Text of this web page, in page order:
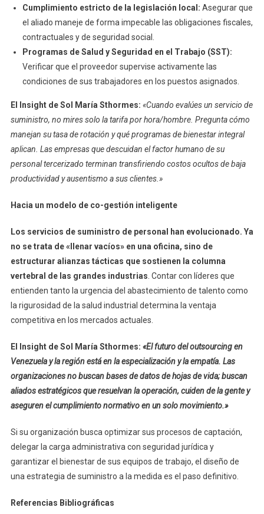
Cumplimiento estricto de la legislación local: Asegurar que
el aliado maneje de forma impecable las obligaciones fiscales,
contractuales y de seguridad social.
Programas de Salud y Seguridad en el Trabajo (SST):
Verificar que el proveedor supervise activamente las
condiciones de sus trabajadores en los puestos asignados.
El Insight de Sol María Sthormes: «Cuando evalúes un servicio de
suministro, no mires solo la tarifa por hora/hombre. Pregunta cómo
manejan su tasa de rotación y qué programas de bienestar integral
aplican. Las empresas que descuidan el factor humano de su
personal tercerizado terminan transfiriendo costos ocultos de baja
productividad y ausentismo a sus clientes.»
Hacia un modelo de co-gestión inteligente
Los servicios de suministro de personal han evolucionado. Ya
no se trata de «llenar vacíos» en una oficina, sino de
estructurar alianzas tácticas que sostienen la columna
vertebral de las grandes industrias. Contar con líderes que
entienden tanto la urgencia del abastecimiento de talento como
la rigurosidad de la salud industrial determina la ventaja
competitiva en los mercados actuales.
El Insight de Sol María Sthormes: «El futuro del outsourcing en
Venezuela y la región está en la especialización y la empatía. Las
organizaciones no buscan bases de datos de hojas de vida; buscan
aliados estratégicos que resuelvan la operación, cuiden de la gente y
aseguren el cumplimiento normativo en un solo movimiento.»
Si su organización busca optimizar sus procesos de captación,
delegar la carga administrativa con seguridad jurídica y
garantizar el bienestar de sus equipos de trabajo, el diseño de
una estrategia de suministro a la medida es el paso definitivo.
Referencias Bibliográficas